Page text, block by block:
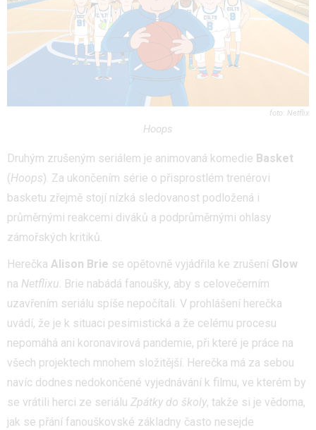
Netflix
Hoops
Druhým zrušeným seriálem je animovaná komedie Basket
(Hoops). Za ukončením série o přisprostlém trenérovi
basketu zřejmě stojí nízká sledovanost podložená i
průměrnými reakcemi diváků a podprůměrnými ohlasy
zámořských kritiků.
Herečka Alison Brie se opětovně vyjádřila ke zrušení Glow
na Netflixu. Brie nabádá fanoušky, aby s celovečerním
uzavřením seriálu spíše nepočítali. V prohlášení herečka
uvádí, že je k situaci pesimistická a že celému procesu
nepomáhá ani koronavirová pandemie, při které je práce na
všech projektech mnohem složitější. Herečka má za sebou
navíc dodnes nedokončené vyjednávání k filmu, ve kterém by
se vrátili herci ze seriálu Zpátky do školy, takže si je vědoma,
jak se přání fanouškovské základny často nesejde